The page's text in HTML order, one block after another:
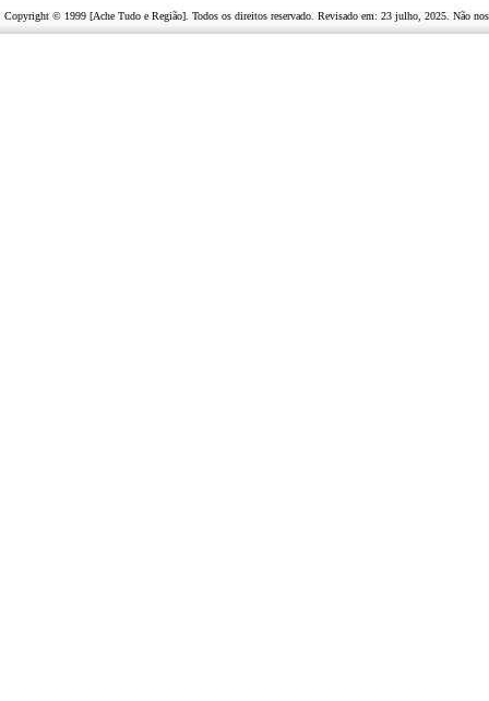
Copyright © 1999 [Ache Tudo e Região]. Todos os direitos reservado. Revisado em: 23 julho, 2025 . Não